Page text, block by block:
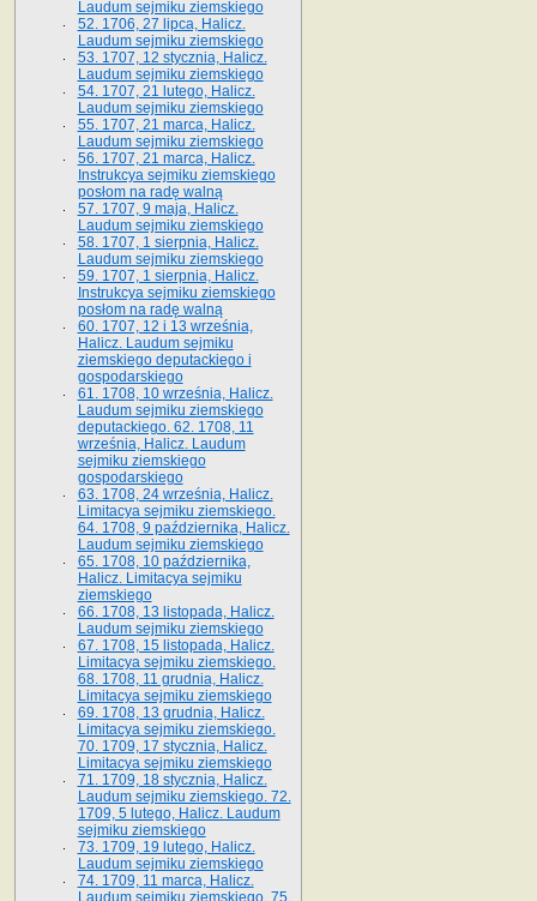
Laudum sejmiku ziemskiego
52. 1706, 27 lipca, Halicz.
Laudum sejmiku ziemskiego
53. 1707, 12 stycznia, Halicz.
Laudum sejmiku ziemskiego
54. 1707, 21 lutego, Halicz.
Laudum sejmiku ziemskiego
55. 1707, 21 marca, Halicz.
Laudum sejmiku ziemskiego
56. 1707, 21 marca, Halicz.
Instrukcya sejmiku ziemskiego
posłom na radę walną
57. 1707, 9 maja, Halicz.
Laudum sejmiku ziemskiego
58. 1707, 1 sierpnia, Halicz.
Laudum sejmiku ziemskiego
59. 1707, 1 sierpnia, Halicz.
Instrukcya sejmiku ziemskiego
posłom na radę walną
60. 1707, 12 i 13 września,
Halicz. Laudum sejmiku
ziemskiego deputackiego i
gospodarskiego
61. 1708, 10 września, Halicz.
Laudum sejmiku ziemskiego
deputackiego. 62. 1708, 11
września, Halicz. Laudum
sejmiku ziemskiego
gospodarskiego
63. 1708, 24 września, Halicz.
Limitacya sejmiku ziemskiego.
64. 1708, 9 października, Halicz.
Laudum sejmiku ziemskiego
65­. 1708, 10 października,
Halicz. Limitacya sejmiku
ziemskiego
66. 1708, 13 listopada, Halicz.
Laudum sejmiku ziemskiego
67. 1708, 15 listopada, Halicz.
Limitacya sejmiku ziemskiego.
68. 1708, 11 grudnia, Halicz.
Limitacya sejmiku ziemskiego
69. 1708, 13 grudnia, Halicz.
Limitacya sejmiku ziemskiego.
70. 1709, 17 stycznia, Halicz.
Limitacya sejmiku ziemskiego
71. 1709, 18 stycznia, Halicz.
Laudum sejmiku ziemskiego. 72.
1709, 5 lutego, Halicz. Laudum
sejmiku ziemskiego
73. 1709, 19 lutego, Halicz.
Laudum sejmiku ziemskiego
74. 1709, 11 marca, Halicz.
Laudum sejmiku ziemskiego. 75.